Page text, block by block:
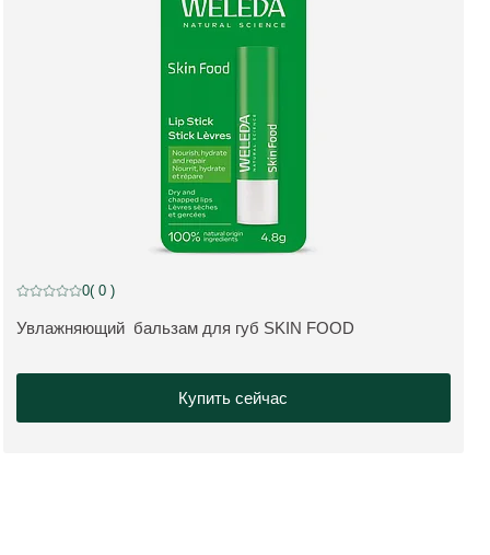
ПОДРОБНЕЕ:
Увлажняющий бальзам для губ SKIN FOOD
Current rating: 0 out of 5 stars rated by 0 customers
0( 0 )
Купить сейчас